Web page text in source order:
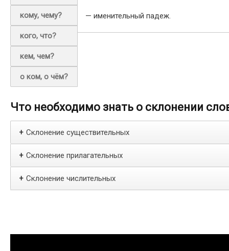
кому, чему?
кого, что?
кем, чем?
о ком, о чём?
— именительный падеж.
Что необходимо знать о склонении
+ Склонение существительных
+ Склонение прилагательных
+ Склонение числительных